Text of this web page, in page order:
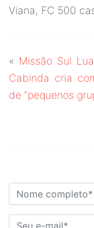
Viana, FC 500
« Missão Sul
Cabinda cria
de “pequenos